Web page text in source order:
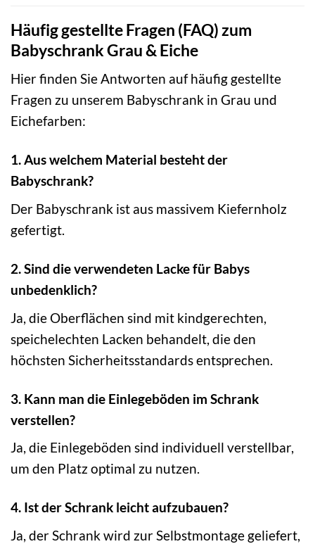
Häufig gestellte Fragen (FAQ) zum
Babyschrank Grau & Eiche
Hier finden Sie Antworten auf häufig gestellte
Fragen zu unserem Babyschrank in Grau und
Eichefarben:
1. Aus welchem Material besteht der
Babyschrank?
Der Babyschrank ist aus massivem Kiefernholz
gefertigt.
2. Sind die verwendeten Lacke für Babys
unbedenklich?
Ja, die Oberflächen sind mit kindgerechten,
speichelechten Lacken behandelt, die den
höchsten Sicherheitsstandards entsprechen.
3. Kann man die Einlegeböden im Schrank
verstellen?
Ja, die Einlegeböden sind individuell verstellbar,
um den Platz optimal zu nutzen.
4. Ist der Schrank leicht aufzubauen?
Ja, der Schrank wird zur Selbstmontage geliefert,